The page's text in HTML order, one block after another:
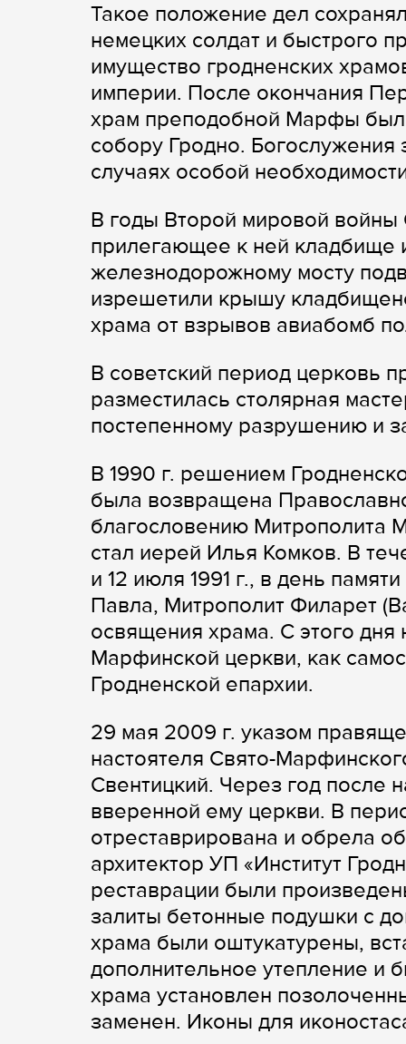
Такое положение дел
немецких солдат и быстрого
имущество гродненских
империи. После окончания
храм преподобной Марфы был
собору Гродно.
случаях особой
В годы Второй мировой
прилегающее к ней кладбище
железнодорожному мосту
изрешетили крышу
храма от взрывов авиабомб
В советский период церковь
разместилась столярная
постепенному разрушению и
В 1990 г. решением
была возвращена
благословению Митрополита
стал иерей Илья Комков. В
и 12 июля 1991 г., в день
Павла, Митрополит Филарет
освящения храма. С этого дня
Марфинской церкви, как
Гродненской епархии.
29 мая 2009 г. указом
настоятеля Свято-
Свентицкий. Через год после
вверенной ему церкви. В
отреставрирована и обрела
архитектор УП «Институт
реставрации были
залиты бетонные подушки с
храма были оштукатурены,
дополнительное утепление и
храма установлен
заменен. Иконы для